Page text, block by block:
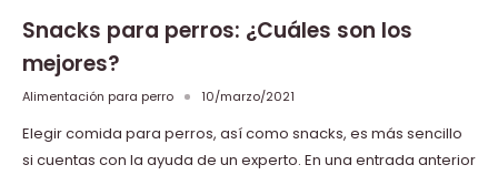
Snacks para perros: ¿Cuáles son los
mejores?
Alimentación para perro 10/marzo/2021
Elegir comida para perros, así como snacks, es más sencillo
si cuentas con la ayuda de un experto. En una entrada anterior